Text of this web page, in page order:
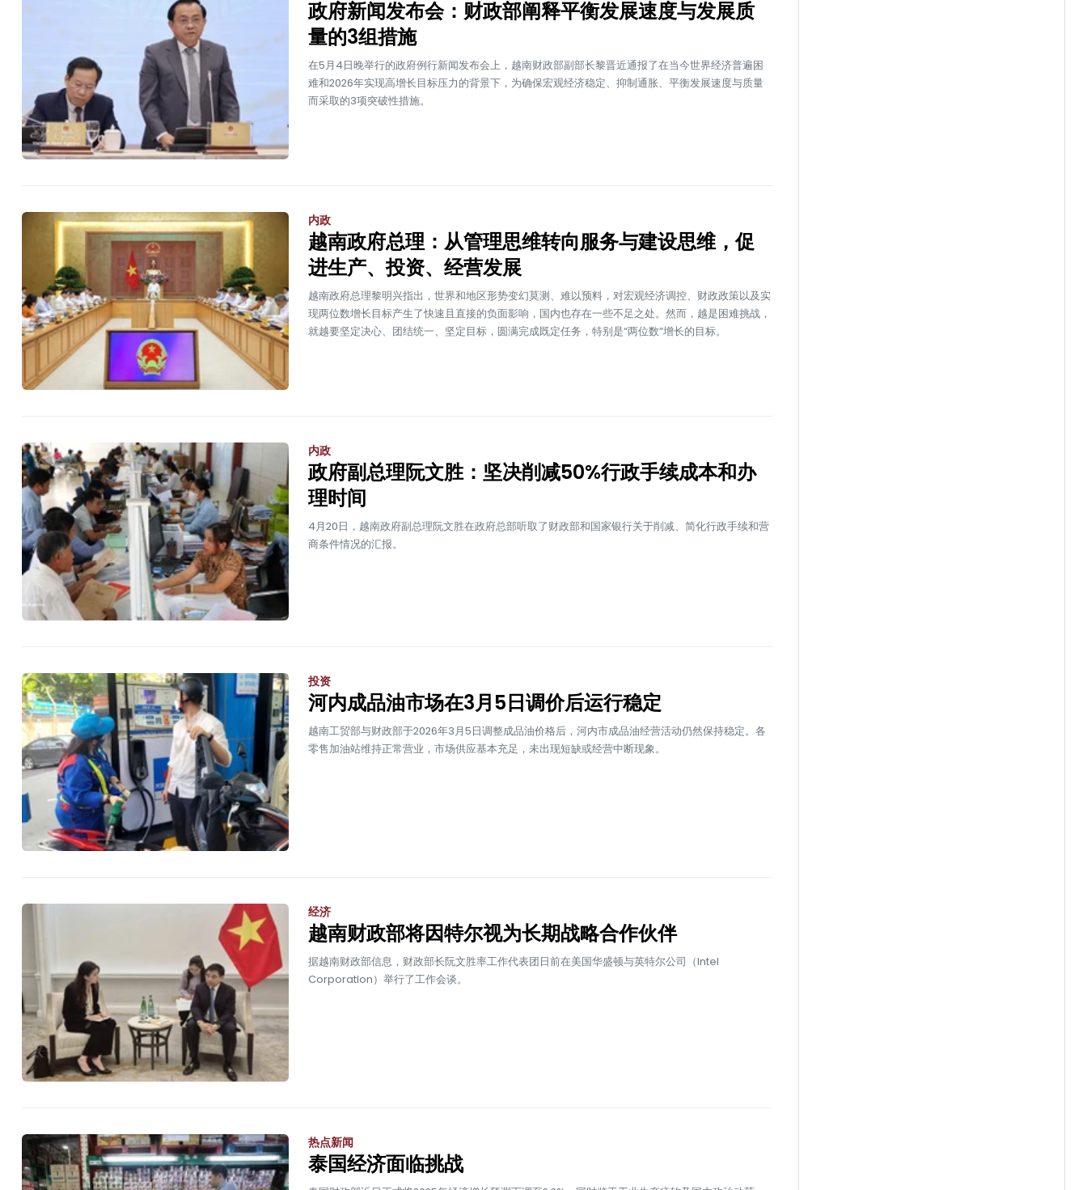
政府新闻发布会：财政部阐释平衡发展速度与发展质
量的3组措施
在5月4日晚举行的政府例行新闻发布会上，越南财政部副部长黎晋近通报了在当今世界经济普遍困
难和2026年实现高增长目标压力的背景下，为确保宏观经济稳定、抑制通胀、平衡发展速度与质量
而采取的3项突破性措施。
内政
越南政府总理：从管理思维转向服务与建设思维，促
进生产、投资、经营发展
越南政府总理黎明兴指出，世界和地区形势变幻莫测、难以预料，对宏观经济调控、财政政策以及实
现两位数增长目标产生了快速且直接的负面影响，国内也存在一些不足之处。然而，越是困难挑战，
就越要坚定决心、团结统一、坚定目标，圆满完成既定任务，特别是“两位数”增长的目标。
内政
政府副总理阮文胜：坚决削减50%行政手续成本和办
理时间
4月20日，越南政府副总理阮文胜在政府总部听取了财政部和国家银行关于削减、简化行政手续和营
商条件情况的汇报。
投资
河内成品油市场在3月5日调价后运行稳定
越南工贸部与财政部于2026年3月5日调整成品油价格后，河内市成品油经营活动仍然保持稳定。各
零售加油站维持正常营业，市场供应基本充足，未出现短缺或经营中断现象。
经济
越南财政部将因特尔视为长期战略合作伙伴
据越南财政部信息，财政部长阮文胜率工作代表团日前在美国华盛顿与英特尔公司（Intel
Corporation）举行了工作会谈。
热点新闻
泰国经济面临挑战